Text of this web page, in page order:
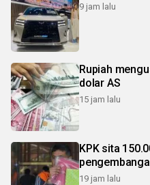
9 jam lalu
Rupiah
dolar AS
15 jam lalu
KPK sita
19 jam lalu